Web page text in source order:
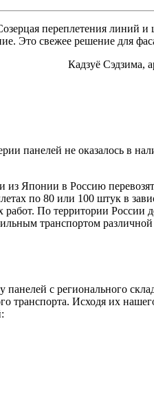
переплетения линий и
Это свежее решение для
Кадзуё Сэдзима,
панелей не оказалось в
из Японии в Россию
по 80 или 100 штук в
По территории России
транспортом
с регионального
транспорта. Исходя их